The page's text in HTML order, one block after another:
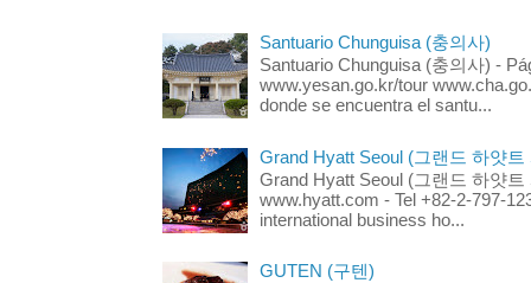
Santuario Chunguisa (충의사)
Santuario Chunguisa (충의사) -
www.yesan.go.kr/tour
donde se encuentra el santu...
Grand Hyatt Seoul (그랜드 하얏트
Grand Hyatt Seoul (그랜드 하얏트
www.hyatt.com - Tel +82-2-797-
international business ho...
GUTEN (구텐)